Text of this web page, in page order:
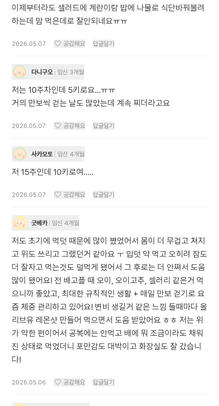
이제부터라도 샐러드에 계란이랑 밥에 나물로 식단바꿔볼려
하는데 맘 먹은데로 잘안되네요ㅠㅠ
2026.05.07 공감해요 답글달기
다니구오 임신 3개월
저는 10주차인데 5키로요...ㅠㅠ
거의 만보씩 걷는 날도 많았는데 계속 찌더라고요
2026.05.07 공감해요 답글달기
사카모토 임신 4개월
저 15주인데 10키로여.....
2026.05.07 공감해요 답글달기
굿베카 임신 4개월
저도 초기에 먹덧 때문에 많이 쪘었어서 몸이 더 무겁고 쳐지
고 위도 쓰리고 그랬던거 같아요 ㅜ 입덧 약 먹고 오히려 잠도
더 잘자고 먹는것도 덜먹게 됐어서 그 후로는 더 안쪄서 도움
많이 됐어요! 전 배고플 때 오이, 오이고추, 셀러리 같은거 먹
으니까 좋았고, 최대한 규칙적인 생활 + 매일 만보 걷기로 요
즘 체중 관리하고 있어요! 변비 생길거 같은 느낌 들때마다 올
리브유 레몬샷 만들어 먹으면서 도움 받았어요 ㅎㅎ 저는 위
가 약한 편이어서 공복에는 안먹고 배에 뭐 조금이라도 채워
진 상태로 먹었더니 포만감도 대박이고 화장실도 잘 갔습니
다!
2026.05.06 공감해요 답글달기